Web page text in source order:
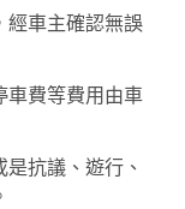
經車主確認無誤
車費等費用由車
抗議、遊行、